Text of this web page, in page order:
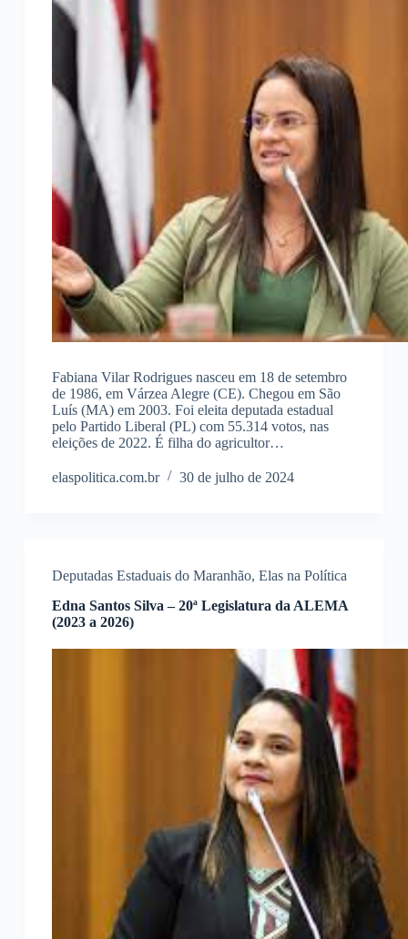
Fabiana Vilar Rodrigues nasceu em 18 de setembro
de 1986, em Várzea Alegre (CE). Chegou em São
Luís (MA) em 2003. Foi eleita deputada estadual
pelo Partido Liberal (PL) com 55.314 votos, nas
eleições de 2022. É filha do agricultor…
elaspolitica.com.br 30 de julho de 2024
Deputadas Estaduais do Maranhão, Elas na Política
Edna Santos Silva – 20ª Legislatura da ALEMA
(2023 a 2026)